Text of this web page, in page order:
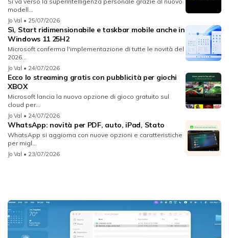
modell...
Jo Val • 25/07/2026
Sì, Start ridimensionabile e taskbar mobile anche in
Windows 11 25H2
Microsoft conferma l'implementazione di tutte le novità del
2026...
Jo Val • 24/07/2026
Ecco lo streaming gratis con pubblicità per giochi
XBOX
Microsoft lancia la nuova opzione di gioco gratuito sul
cloud per...
Jo Val • 24/07/2026
WhatsApp: novità per PDF, auto, iPad, Stato
WhatsApp si aggiorna con nuove opzioni e caratteristiche
per migl...
Jo Val • 23/07/2026